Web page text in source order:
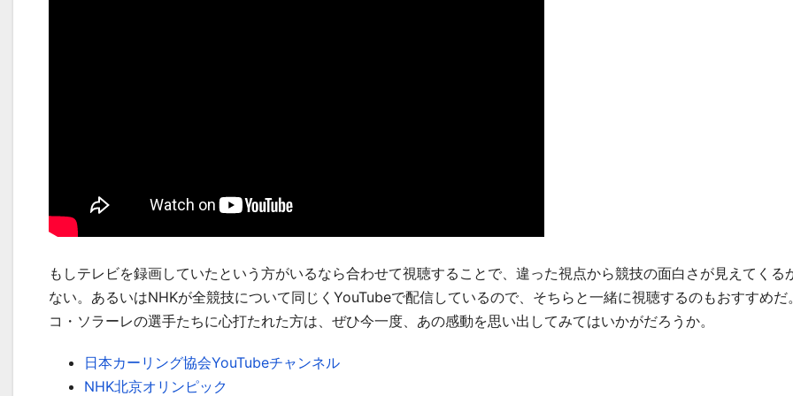
もしテレビを録画していたという方がいるなら合わせて視聴することで、違った視点から競技の面白さが見えてくる
ない。あるいはNHKが全競技について同じくYouTubeで配信しているので、そちらと一緒に視聴するのもおすすめだ
コ・ソラーレの選手たちに心打たれた方は、ぜひ今一度、あの感動を思い出してみてはいかがだろうか。
日本カーリング協会YouTubeチャンネル
NHK北京オリンピック